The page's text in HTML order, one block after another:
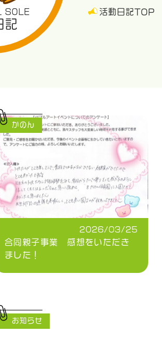
SOLE
記
活動日記TOP
2026/03/25
合同親子事業 感想をいただき
ました！
かのん
お知らせ